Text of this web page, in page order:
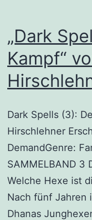
„Dark
Kampf“
Dark Spells (3):
Hirschlehner
DemandGenre:
SAMMELBAND 3
Welche Hexe ist
Nach fünf Jahren
Dhanas